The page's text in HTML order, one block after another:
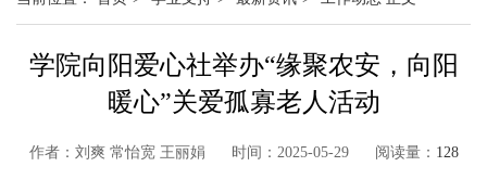
学院向阳爱心社举办“缘聚农安，向阳
暖心”关爱孤寡老人活动
作者：刘爽 常怡宽 王丽娟 时间：2025-05-29 阅读量： 128